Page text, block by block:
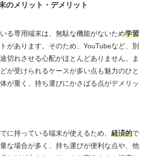
のメリット・デメリット
る専用端末は、無駄な機能がないため学習
があります。そのため、YouTubeなど、別
切れさせる心配がほとんどありません。ま
が受けられるケースが多い点も魅力のひと
が重く、持ち運びにかさばる点がデメリッ
に持っている端末が使えるため、 経済的で
な場合が多く、持ち運びが便利な点や、他